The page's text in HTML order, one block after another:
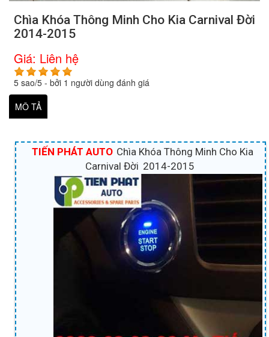
Chìa Khóa Thông Minh Cho Kia Carnival Đời
2014-2015
Giá: Liên hệ
5 sao/5 - bởi 1 người dùng đánh giá
MÔ TẢ
TIẾN PHÁT AUTO Chìa Khóa Thông Minh Cho Kia
Carnival Đời 2014-2015